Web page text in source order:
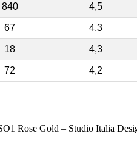
840 4,5
67 4,3
18 4,3
72 4,2
Rose Gold – Studio Italia